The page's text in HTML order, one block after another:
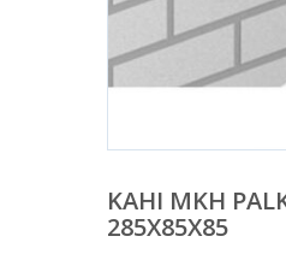
KAHI MKH
285X85X85